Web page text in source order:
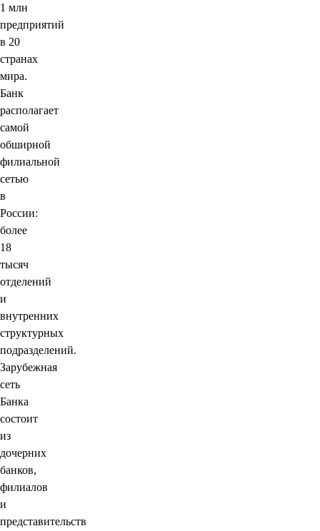
1 млн
предприятий
в 20
странах
мира.
Банк
располагает
самой
обширной
филиальной
сетью
в
России:
более
18
тысяч
отделений
и
внутренних
структурных
подразделений.
Зарубежная
сеть
Банка
состоит
из
дочерних
банков,
филиалов
и
представительств